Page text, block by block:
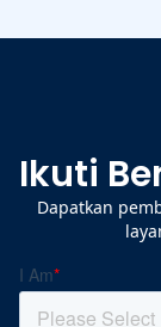
Ikuti
Dapatkan